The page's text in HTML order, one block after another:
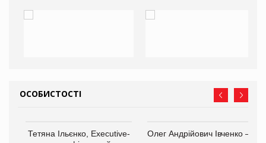
ОСОБИСТОСТІ
Тетяна Ільєнко, Executive-
Олег Андрійович Івченко —